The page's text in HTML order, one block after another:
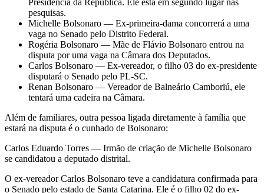
pesquisas.
Michelle Bolsonaro — Ex-primeira-dama concorrerá a uma
vaga no Senado pelo Distrito Federal.
Rogéria Bolsonaro — Mãe de Flávio Bolsonaro entrou na
disputa por uma vaga na Câmara dos Deputados.
Carlos Bolsonaro — Ex-vereador, o filho 03 do ex-presidente
disputará o Senado pelo PL-SC.
Renan Bolsonaro — Vereador de Balneário Camboriú, ele
tentará uma cadeira na Câmara.
Além de familiares, outra pessoa ligada diretamente à família que
estará na disputa é o cunhado de Bolsonaro:
Carlos Eduardo Torres — Irmão de criação de Michelle Bolsonaro
se candidatou a deputado distrital.
O ex-vereador Carlos Bolsonaro teve a candidatura confirmada para
o Senado pelo estado de Santa Catarina. Ele é o filho 02 do ex-